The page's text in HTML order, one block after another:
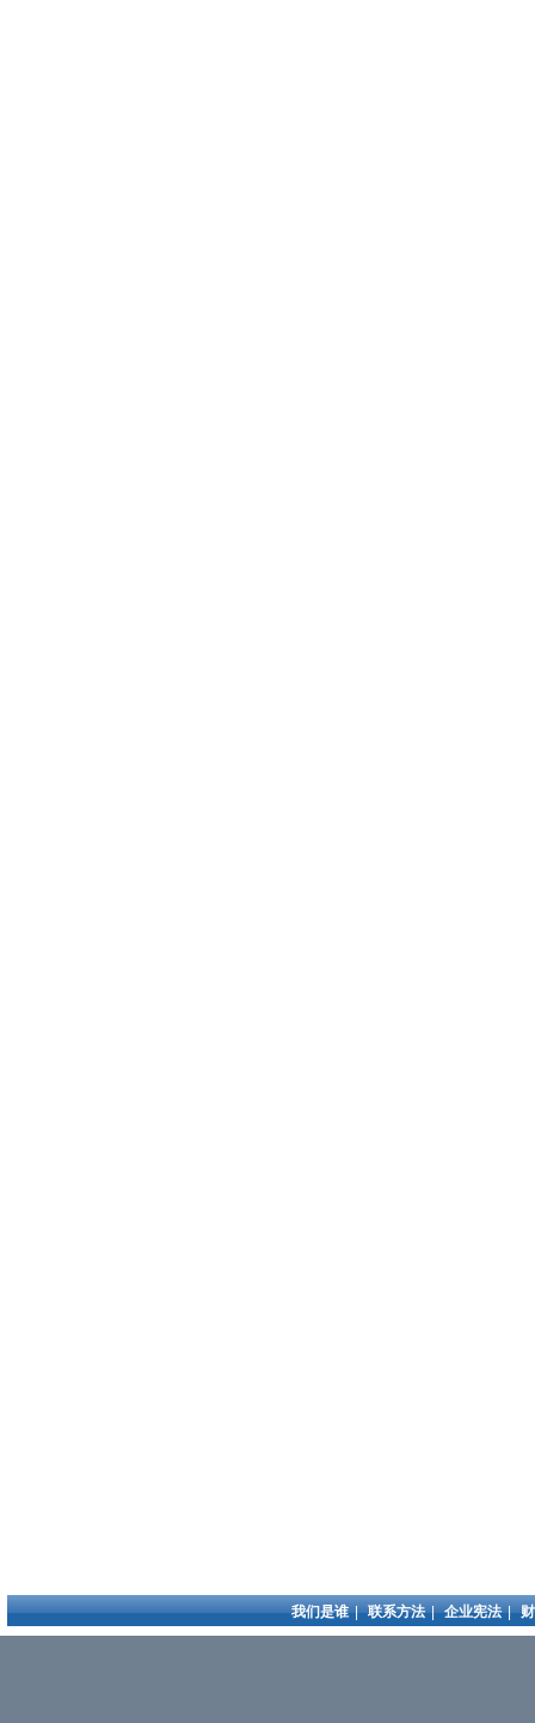
我们是谁 | 联系方法 | 企业宪法 |